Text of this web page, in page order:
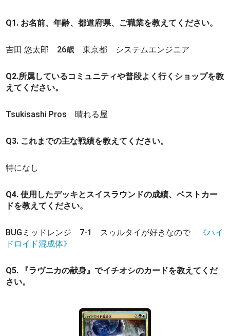
Q1. お名前、年齢、都道府県、ご職業を教えてください。
吉田 悠太郎 26歳 東京都 システムエンジニア
Q2.所属しているコミュニティや普段よく行くショップを教
えてください。
Tsukisashi Pros 晴れる屋
Q3. これまでの主な戦績を教えてください。
特になし
Q4. 使用したデッキとスイスラウンドの成績、ベストカー
ドを教えてください。
BUGミッドレンジ 7-1 スゥルタイが好きなので
《ハイ
ドロイド混成体》
Q5. 『ラヴニカの献身』でイチオシのカードを教えてくだ
さい。